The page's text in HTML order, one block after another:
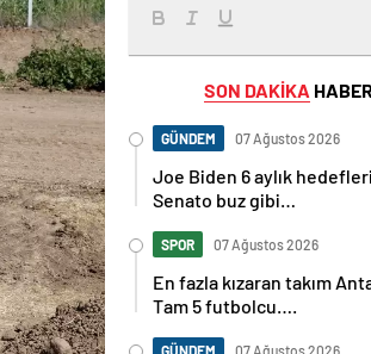
SON DAKİKA
GÜNDEM 07 Ağustos 2026
Joe Biden 6 aylık
Senato buz gibi…
SPOR 07 Ağustos 2026
En fazla kızaran takım
Tam 5 futbolcu….